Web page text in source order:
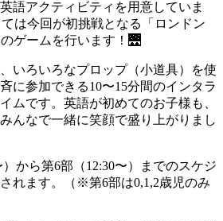
語アクティビティを用意していま
は今回が初挑戦となる「ロンドン
ゲームを行います！🌉
いろいろなプロップ（小道具）を使
に参加できる10〜15分間のインタラ
ムです。英語が初めてのお子様も、
んなで一緒に笑顔で盛り上がりまし
から第6部（12:30〜）までのスケジ
れます。（※第6部は0,1,2歳児のみ